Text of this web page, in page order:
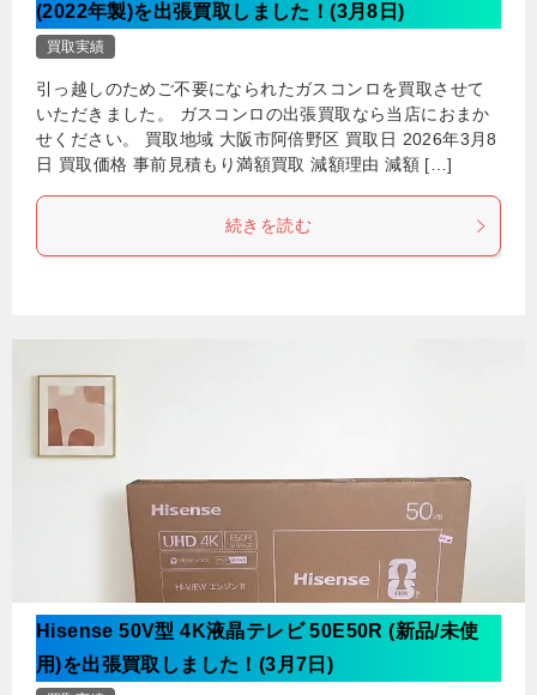
(2022年製)を出張買取しました！(3月8日)
買取実績
引っ越しのためご不要になられたガスコンロを買取させて
いただきました。 ガスコンロの出張買取なら当店におまか
せください。 買取地域 大阪市阿倍野区 買取日 2026年3月8
日 買取価格 事前見積もり満額買取 減額理由 減額 […]
続きを読む
Hisense 50V型 4K液晶テレビ 50E50R (新品/未使
用)を出張買取しました！(3月7日)